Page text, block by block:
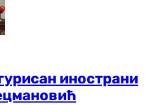
инострани